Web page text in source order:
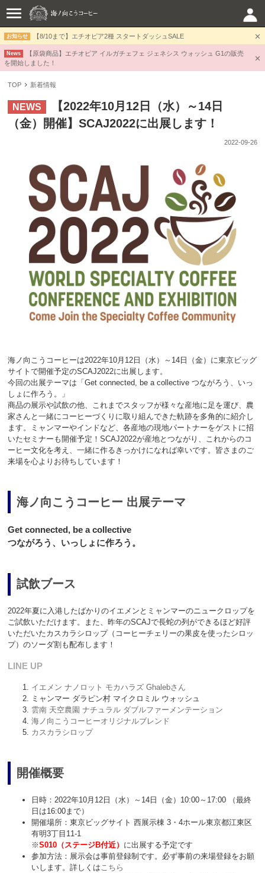
お知らせ 【8/10まで】エチオピア2種 スタートダッシュSALE
News
【原袋商品】エチオピア イルガチェフェ ジェネシス ウォッシュ G1の販売
を開始しました！
TOP 新着情報
NEWS
【2022年10月12日（水）～14日
（金）開催】SCAJ2022に出展します！
2022-09-26
海ノ向こうコーヒーは2022年10月12日（水）～14日（金）に東京ビッグ
サイトで開催予定のSCAJ2022に出展します。
今回の出展テーマは「Get connected, be a collective つながろう、いっ
しょに作ろう。」
商品の展示や試飲の他、これまでスタッフが様々な産地に足を運び、農
家さんと一緒にコーヒーづくりに取り組んできた軌跡を多角的に紹介し
ます。ミャンマーやインドなど、各産地の現地パートナーをゲストに招
いたセミナーも開催予定！SCAJ2022が産地とつながり、これからのコ
ーヒー文化を考え、一緒に作るきっかけになれば幸いです。皆さまのご
来場を心よりお待ちしています！
海ノ向こうコーヒー 出展テーマ
Get connected, be a collective
つながろう、いっしょに作ろう。
試飲ブース
2022年夏に入港したばかりのイエメンとミャンマーのニュークロップを
ご試飲いただけます。また、昨年のSCAJで長蛇の列ができるほど好評
いただいたカスカラシロップ（コーヒーチェリーの果皮を使ったシロッ
プ）のソーダ割も配布します！
LINE UP
イエメン ナノロット モカハラズ Ghalebさん
ミャンマー ダラピン村 マイクロミル ウォッシュ
雲南 天空農園 ナチュラル ダブルファーメンテーション
海ノ向こうコーヒーオリジナルブレンド
カスカラシロップ
開催概要
日時：2022年10月12日（水）～14日（金）10:00～17:00 （最終
日は16:00まで）
開催場所：東京ビッグサイト 西展示棟 3・4ホール東京都江東区
有明3丁目11-1
※S010（ステージB付近） に出展する予定です
参加方法：展示会は事前登録制です。必ず事前の来場登録をお願
いします。詳しくは こちら